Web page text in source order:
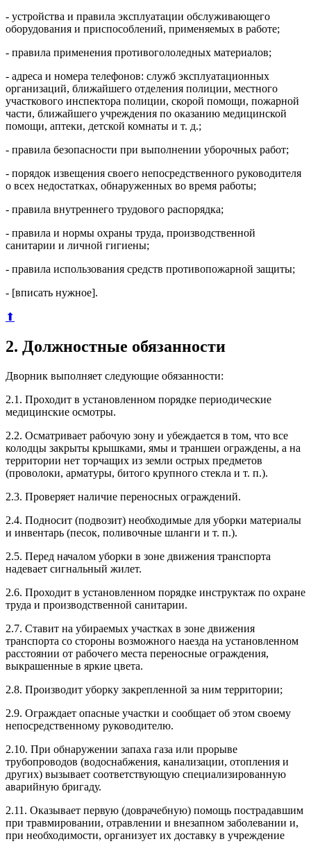
- устройства и правила эксплуатации обслуживающего
оборудования и приспособлений, применяемых в работе;
- правила применения противогололедных материалов;
- адреса и номера телефонов: служб эксплуатационных
организаций, ближайшего отделения полиции, местного
участкового инспектора полиции, скорой помощи, пожарной
части, ближайшего учреждения по оказанию медицинской
помощи, аптеки, детской комнаты и т. д.;
- правила безопасности при выполнении уборочных работ;
- порядок извещения своего непосредственного руководителя
о всех недостатках, обнаруженных во время работы;
- правила внутреннего трудового распорядка;
- правила и нормы охраны труда, производственной
санитарии и личной гигиены;
- правила использования средств противопожарной защиты;
- [вписать нужное].
⬆
2. Должностные обязанности
Дворник выполняет следующие обязанности:
2.1. Проходит в установленном порядке периодические
медицинские осмотры.
2.2. Осматривает рабочую зону и убеждается в том, что все
колодцы закрыты крышками, ямы и траншеи ограждены, а на
территории нет торчащих из земли острых предметов
(проволоки, арматуры, битого крупного стекла и т. п.).
2.3. Проверяет наличие переносных ограждений.
2.4. Подносит (подвозит) необходимые для уборки материалы
и инвентарь (песок, поливочные шланги и т. п.).
2.5. Перед началом уборки в зоне движения транспорта
надевает сигнальный жилет.
2.6. Проходит в установленном порядке инструктаж по охране
труда и производственной санитарии.
2.7. Ставит на убираемых участках в зоне движения
транспорта со стороны возможного наезда на установленном
расстоянии от рабочего места переносные ограждения,
выкрашенные в яркие цвета.
2.8. Производит уборку закрепленной за ним территории;
2.9. Ограждает опасные участки и сообщает об этом своему
непосредственному руководителю.
2.10. При обнаружении запаха газа или прорыве
трубопроводов (водоснабжения, канализации, отопления и
других) вызывает соответствующую специализированную
аварийную бригаду.
2.11. Оказывает первую (доврачебную) помощь пострадавшим
при травмировании, отравлении и внезапном заболевании и,
при необходимости, организует их доставку в учреждение